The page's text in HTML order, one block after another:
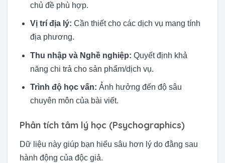
chủ đề phù hợp.
Vị trí địa lý: Cần thiết cho các dịch vụ mang tính
địa phương.
Thu nhập và Nghề nghiệp: Quyết định khả
năng chi trả cho sản phẩm/dịch vụ.
Trình độ học vấn: Ảnh hưởng đến độ sâu
chuyên môn của bài viết.
Phân tích tâm lý học (Psychographics)
Dữ liệu này giúp bạn hiểu sâu hơn lý do đằng sau
hành động của độc giả.